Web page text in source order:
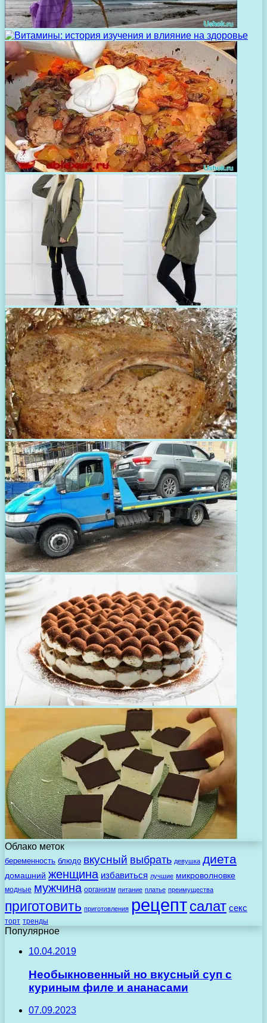
Облако меток
беременность блюдо вкусный выбрать девушка диета
домашний женщина избавиться лучшие микроволновке
модные мужчина организм питание платье преимущества
приготовить приготовления рецептсалат секс
торт тренды
Популярное
10.04.2019
Необыкновенный но вкусный суп с
куриным филе и ананасами
07.09.2023